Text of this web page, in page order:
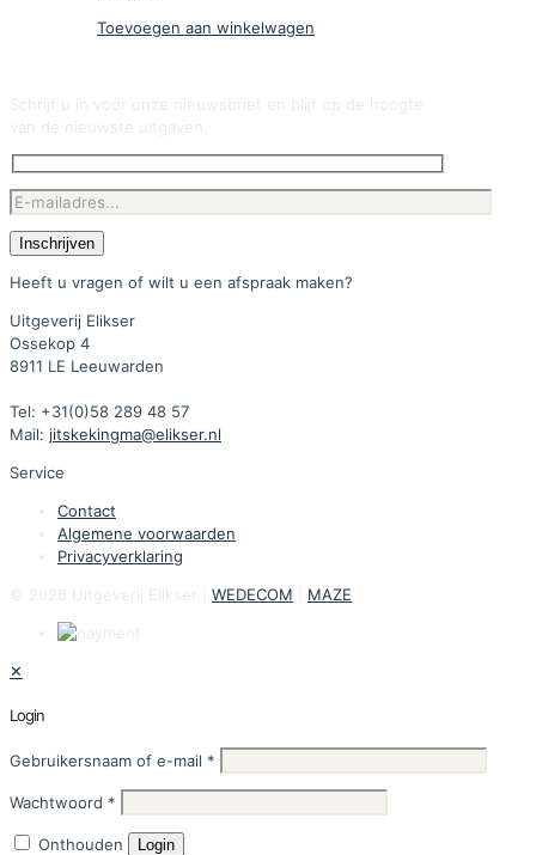
Toevoegen aan winkelwagen
Schrijf u in voor onze nieuwsbrief en blijf op de hoogte
van de nieuwste uitgaven.
Heeft u vragen of wilt u een afspraak maken?
Uitgeverij Elikser
Ossekop 4
8911 LE Leeuwarden
Tel: +31(0)58 289 48 57
Mail: jitskekingma@elikser.nl
Service
Contact
Algemene voorwaarden
Privacyverklaring
© 2026 Uitgeverij Elikser | WEDECOM MAZE
✕
Login
Gebruikersnaam of e-mail *
Wachtwoord *
Onthouden Login